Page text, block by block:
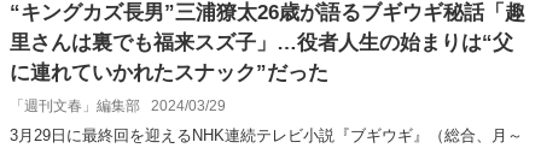
“キングカズ長男”三浦獠太26歳が語るブギウギ秘話「趣
里さんは裏でも福来スズ子」…役者人生の始まりは“父
に連れていかれたスナック”だった
「週刊文春」編集部 2024/03/29
3月29日に最終回を迎えるNHK連続テレビ小説『ブギウギ』（総合、月～